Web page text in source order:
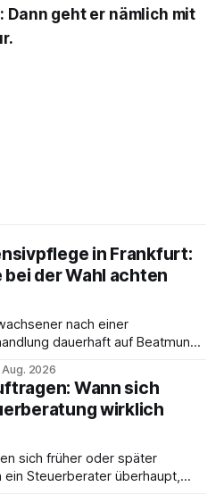
geht er nämlich mit
in Frankfurt:
der Wahl achten
nach einer
dauerhaft auf Beatmung
Familien eine schwierige
dauerhaft in der Klinik bleiben –
möglich? Die außerklinische
diese Alternative: Sie
2026
Wann sich
wirklich
sich früher oder später
Steuerberater überhaupt,